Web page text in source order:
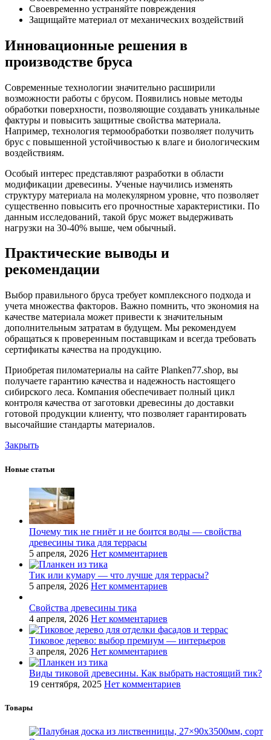
Своевременно устраняйте повреждения
Защищайте материал от механических воздействий
Инновационные решения в
производстве бруса
Современные технологии значительно расширили
возможности работы с брусом. Появились новые методы
обработки поверхности, позволяющие создавать уникальные
фактуры и повысить защитные свойства материала.
Например, технология термообработки позволяет получить
брус с повышенной устойчивостью к влаге и биологическим
воздействиям.
Особый интерес представляют разработки в области
модификации древесины. Ученые научились изменять
структуру материала на молекулярном уровне, что позволяет
существенно повысить его прочностные характеристики. По
данным исследований, такой брус может выдерживать
нагрузки на 30-40% выше, чем обычный.
Практические выводы и
рекомендации
Выбор правильного бруса требует комплексного подхода и
учета множества факторов. Важно помнить, что экономия на
качестве материала может привести к значительным
дополнительным затратам в будущем. Мы рекомендуем
обращаться к проверенным поставщикам и всегда требовать
сертификаты качества на продукцию.
Приобретая пиломатериалы на сайте Planken77.shop, вы
получаете гарантию качества и надежность настоящего
сибирского леса. Компания обеспечивает полный цикл
контроля качества от заготовки древесины до доставки
готовой продукции клиенту, что позволяет гарантировать
высочайшие стандарты материалов.
Закрыть
Новые статьи
Почему тик не гниёт и не боится воды — свойства
древесины тика для террасы
5 апреля, 2026 Нет комментариев
Тик или кумару — что лучше для террасы?
5 апреля, 2026 Нет комментариев
Свойства древесины тика
4 апреля, 2026 Нет комментариев
Тиковое дерево: выбор премиум — интерьеров
3 апреля, 2026 Нет комментариев
Виды тиковой древесины. Как выбрать настоящий тик?
19 сентября, 2025 Нет комментариев
Товары